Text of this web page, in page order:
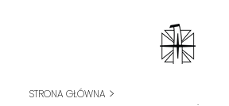
STRONA GŁÓWNA >